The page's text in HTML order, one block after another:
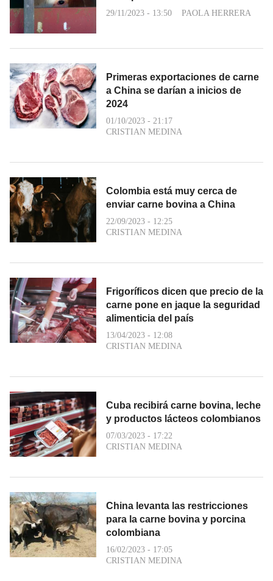
29/11/2023 - 13:50 PAOLA HERRERA
Primeras exportaciones de carne
a China se darían a inicios de
2024
01/10/2023 - 21:17
CRISTIAN MEDINA
Colombia está muy cerca de
enviar carne bovina a China
22/09/2023 - 12:25
CRISTIAN MEDINA
Frigoríficos dicen que precio de la
carne pone en jaque la seguridad
alimenticia del país
13/04/2023 - 12:08
CRISTIAN MEDINA
Cuba recibirá carne bovina, leche
y productos lácteos colombianos
07/03/2023 - 17:22
CRISTIAN MEDINA
China levanta las restricciones
para la carne bovina y porcina
colombiana
16/02/2023 - 17:05
CRISTIAN MEDINA